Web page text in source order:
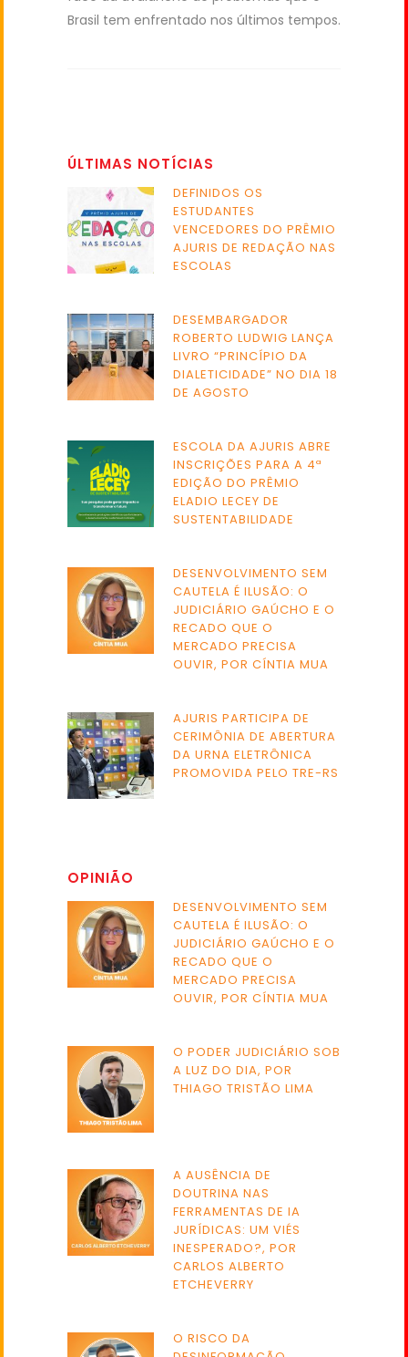
Brasil tem enfrentado nos últimos tempos.
ÚLTIMAS NOTÍCIAS
DEFINIDOS OS
ESTUDANTES
VENCEDORES DO PRÊMIO
AJURIS DE REDAÇÃO NAS
ESCOLAS
DESEMBARGADOR
ROBERTO LUDWIG LANÇA
LIVRO “PRINCÍPIO DA
DIALETICIDADE” NO DIA 18
DE AGOSTO
ESCOLA DA AJURIS ABRE
INSCRIÇÕES PARA A 4ª
EDIÇÃO DO PRÊMIO
ELADIO LECEY DE
SUSTENTABILIDADE
DESENVOLVIMENTO SEM
CAUTELA É ILUSÃO: O
JUDICIÁRIO GAÚCHO E O
RECADO QUE O
MERCADO PRECISA
OUVIR, POR CÍNTIA MUA
AJURIS PARTICIPA DE
CERIMÔNIA DE ABERTURA
DA URNA ELETRÔNICA
PROMOVIDA PELO TRE-RS
OPINIÃO
DESENVOLVIMENTO SEM
CAUTELA É ILUSÃO: O
JUDICIÁRIO GAÚCHO E O
RECADO QUE O
MERCADO PRECISA
OUVIR, POR CÍNTIA MUA
O PODER JUDICIÁRIO SOB
A LUZ DO DIA, POR
THIAGO TRISTÃO LIMA
A AUSÊNCIA DE
DOUTRINA NAS
FERRAMENTAS DE IA
JURÍDICAS: UM VIÉS
INESPERADO?, POR
CARLOS ALBERTO
ETCHEVERRY
O RISCO DA